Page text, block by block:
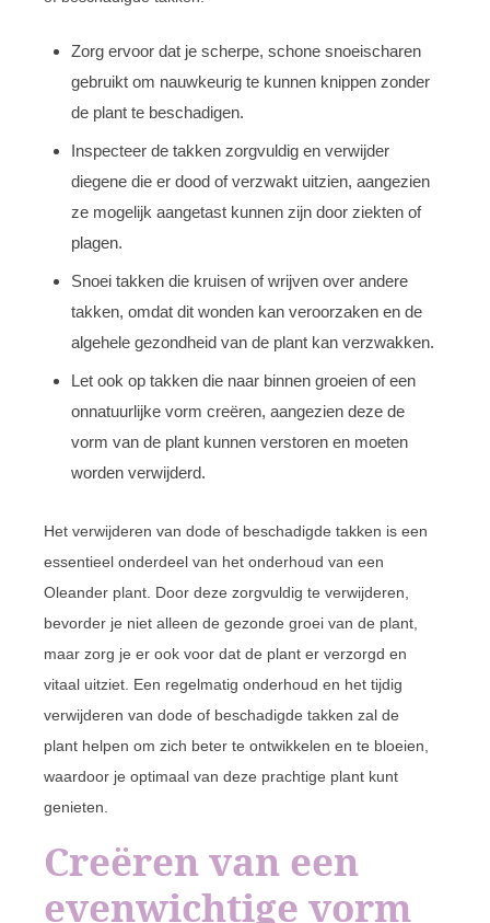
Zorg ervoor dat je scherpe, schone snoeischaren
gebruikt om nauwkeurig te kunnen knippen zonder
de plant te beschadigen.
Inspecteer de takken zorgvuldig en verwijder
diegene die er dood of verzwakt uitzien, aangezien
ze mogelijk aangetast kunnen zijn door ziekten of
plagen.
Snoei takken die kruisen of wrijven over andere
takken, omdat dit wonden kan veroorzaken en de
algehele gezondheid van de plant kan verzwakken.
Let ook op takken die naar binnen groeien of een
onnatuurlijke vorm creëren, aangezien deze de
vorm van de plant kunnen verstoren en moeten
worden verwijderd.
Het verwijderen van dode of beschadigde takken is een
essentieel onderdeel van het onderhoud van een
Oleander plant. Door deze zorgvuldig te verwijderen,
bevorder je niet alleen de gezonde groei van de plant,
maar zorg je er ook voor dat de plant er verzorgd en
vitaal uitziet. Een regelmatig onderhoud en het tijdig
verwijderen van dode of beschadigde takken zal de
plant helpen om zich beter te ontwikkelen en te bloeien,
waardoor je optimaal van deze prachtige plant kunt
genieten.
Creëren van een
evenwichtige vorm